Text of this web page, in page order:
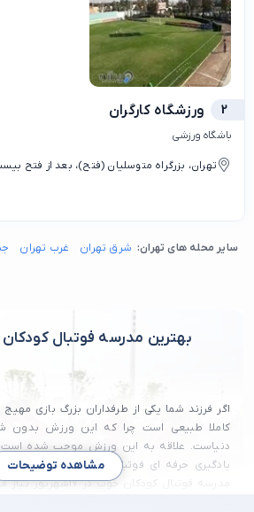
2 ورزشگاه کارگران
باشگاه ورزشی
تهران، بزرگراه متوسلیان (فتح)، بعد از فتح
سایر محله های تهران: شرق تهران غرب تهران
بهترین مدرسه فوتبال کودکان در
اگر فرزند شما یکی از طرفداران بزرگ بازی
کاملا طبیعی است چرا که این ورزش
دنیاست. علاقه به این ورزش موجب شده است
یادگیری حرفه ای فوتبال از دوران کودکی
مدرسه فوتبال کودکان خوب
مشاهده توضیحات